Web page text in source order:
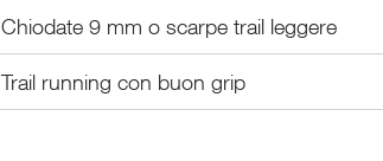
Chiodate 9 mm o scarpe trail leggere
Trail running con buon grip